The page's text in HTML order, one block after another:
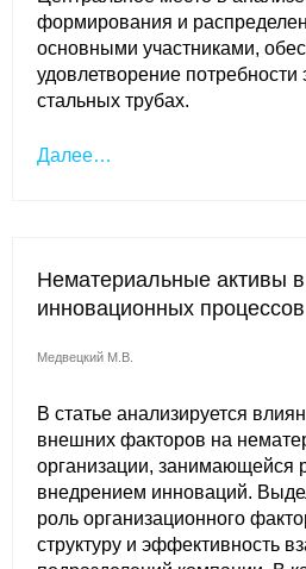
формирования и
основными участниками,
удовлетворение потребности
стальных трубах.
Далее…
Нематериальные активы в
инновационных процессов
Медвецкий М.В.
В статье анализируется
внешних факторов на
организации, занимающейся
внедрением инноваций.
роль организационного
структуру и эффективность